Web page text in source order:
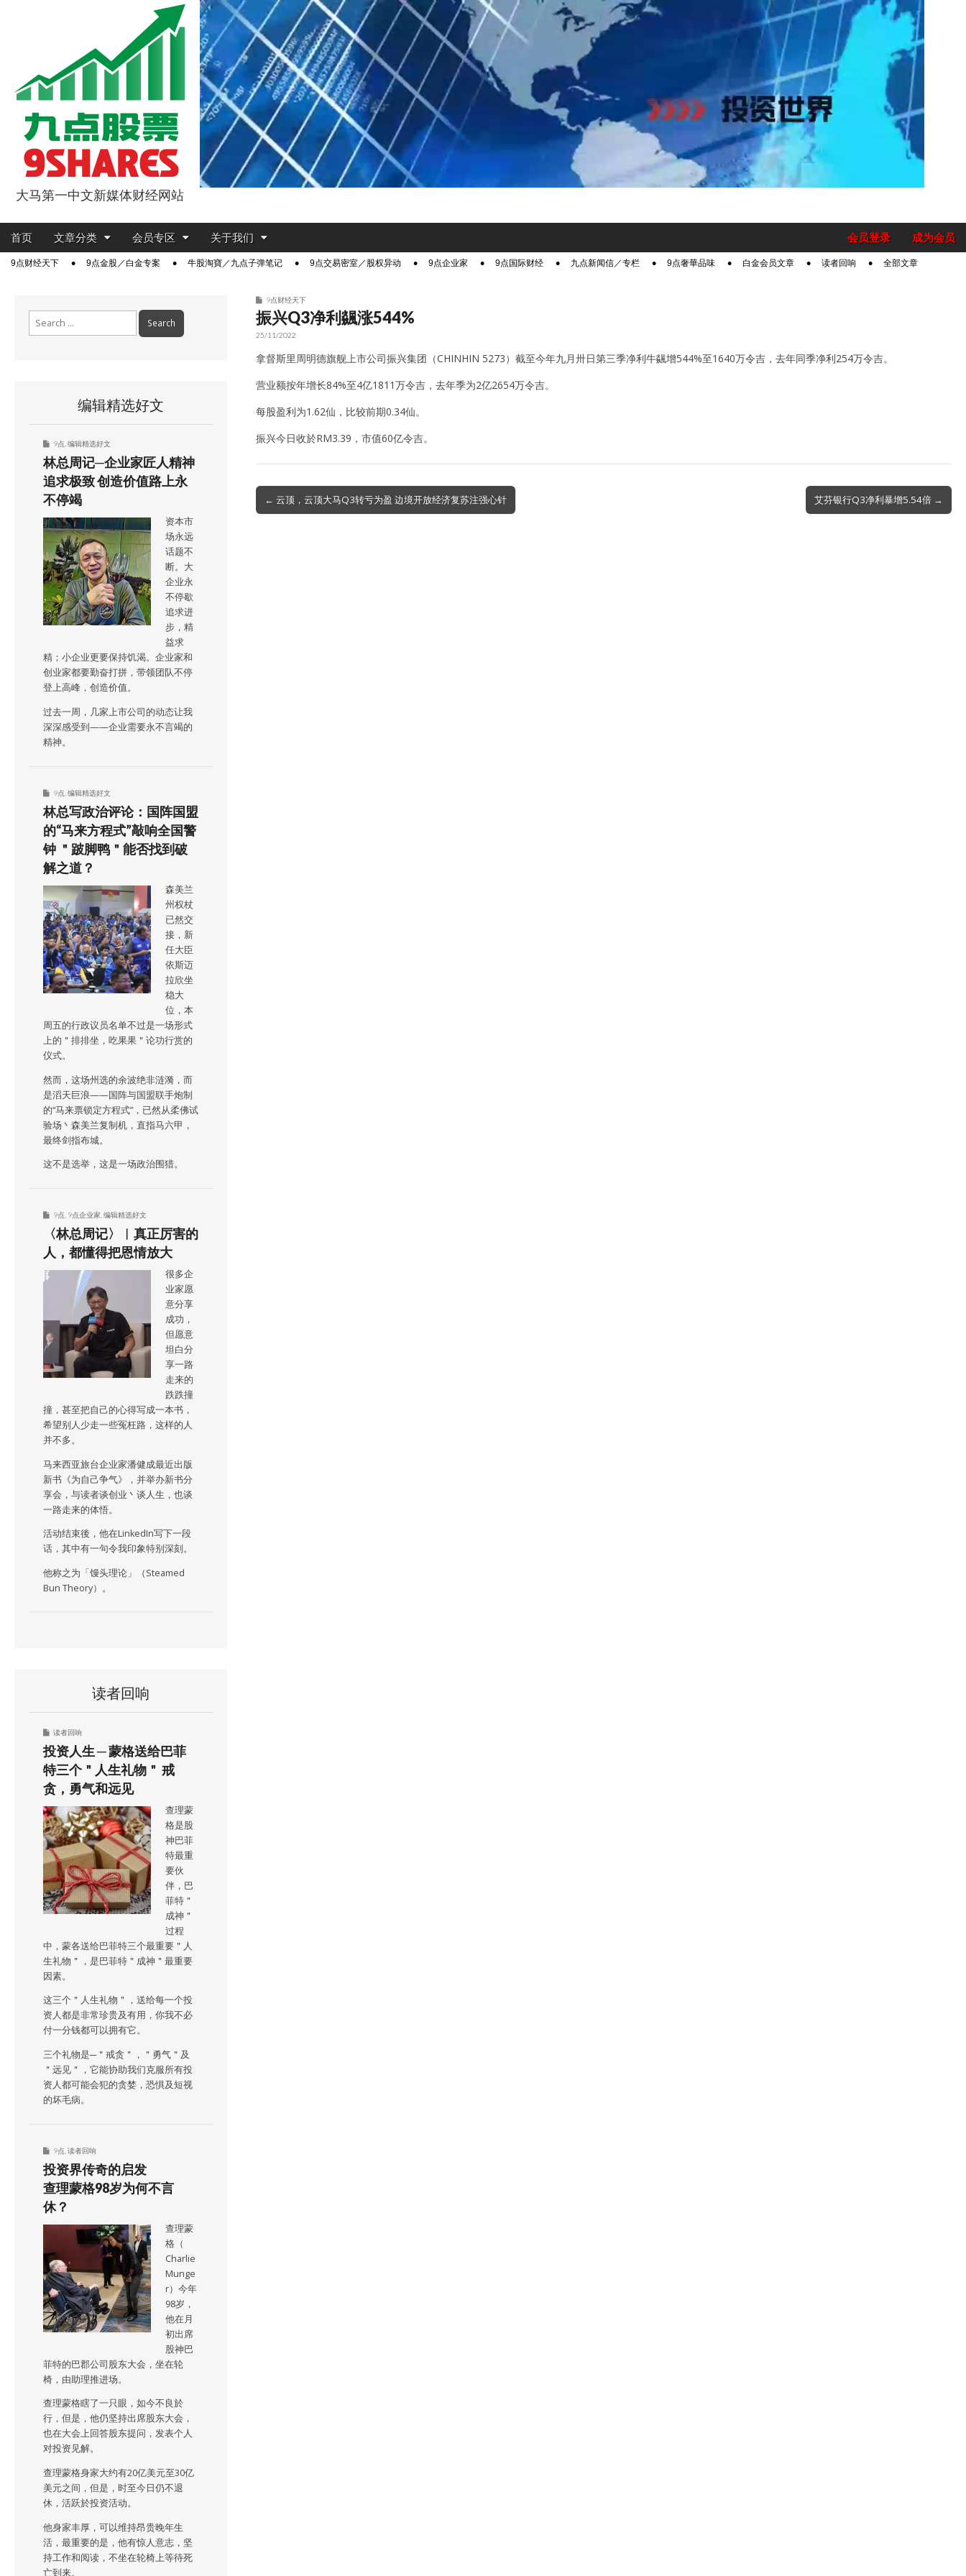
9点股票
大马第一中文新媒体财经网站
Main
Skip
content
首页 文章分类 会员专区 关于我们 成为会员
会员登录
Sub9点财经天下 9点金股／白金专案 牛股淘寶／九点子弹笔记 9点交易密室／股权异动 9点企业家 9点国际财经 九点新闻信／专栏 9点奢華品味 白金会员文章 读者回响 全部文章
9点财经天下
振兴Q3净利飊涨544%
25/11/2022
拿督斯里周明德旗舰上市公司振兴集团（CHINHIN 5273）截至今年九月卅日第三季净利牛飊增544%至1640万令吉，去年同季净利254万令吉。
营业额按年增长84%至4亿1811万令吉，去年季为2亿2654万令吉。
每股盈利为1.62仙，比较前期0.34仙。
振兴今日收於RM3.39，市值60亿令吉。
Post
navigation
← 云顶，云顶大马Q3转亏为盈 边境开放经济复苏注强心针 艾芬银行Q3净利暴增5.54倍 →
编辑精选好文
9点 编辑精选好文
林总周记─企业家匠人精神
追求极致 创造价值路上永
不停竭
资本市
场永远
话题不
断。大
企业永
不停歇
追求进
步，精
益求
精；小企业更要保持饥渴。企业家和
创业家都要勤奋打拼，带领团队不停
登上高峰，创造价值。
过去一周，几家上市公司的动态让我
深深感受到——企业需要永不言竭的
精神。
9点 编辑精选好文
林总写政治评论：国阵国盟
的“马来方程式”敲响全国警
钟 ＂跛脚鸭＂能否找到破
解之道？
森美兰
州权杖
已然交
接，新
任大臣
依斯迈
拉欣坐
稳大
位，本
周五的行政议员名单不过是一场形式
上的＂排排坐，吃果果＂论功行赏的
仪式。
然而，这场州选的余波绝非涟漪，而
是滔天巨浪——国阵与国盟联手炮制
的“马来票锁定方程式”，已然从柔佛试
验场丶森美兰复制机，直指马六甲，
最终剑指布城。
这不是选举，这是一场政治围猎。
9点 9点企业家 编辑精选好文
〈林总周记〉︱真正厉害的
人，都懂得把恩情放大
很多企
业家愿
意分享
成功，
但愿意
坦白分
享一路
走来的
跌跌撞
撞，甚至把自己的心得写成一本书，
希望别人少走一些冤枉路，这样的人
并不多。
马来西亚旅台企业家潘健成最近出版
新书《为自己争气》，并举办新书分
享会，与读者谈创业丶谈人生，也谈
一路走来的体悟。
活动结束後，他在LinkedIn写下一段
话，其中有一句令我印象特别深刻。
他称之为「馒头理论」（Steamed
Bun Theory）。
读者回响
读者回响
投资人生 ─ 蒙格送给巴菲
特三个＂人生礼物＂ 戒
贪，勇气和远见
查理蒙
格是股
神巴菲
特最重
要伙
伴，巴
菲特＂
成神＂
过程
中，蒙各送给巴菲特三个最重要＂人
生礼物＂，是巴菲特＂成神＂最重要
因素。
这三个＂人生礼物＂，送给每一个投
资人都是非常珍贵及有用，你我不必
付一分钱都可以拥有它。
三个礼物是─＂戒贪＂，＂勇气＂及
＂远见＂，它能协助我们克服所有投
资人都可能会犯的贪婪，恐惧及短视
的坏毛病。
9点 读者回响
投资界传奇的启发
查理蒙格98岁为何不言
休？
查理蒙
格（
Charlie
Munge
r）今年
98岁，
他在月
初出席
股神巴
菲特的巴郡公司股东大会，坐在轮
椅，由助理推进场。
查理蒙格瞎了一只眼，如今不良於
行，但是，他仍坚持出席股东大会，
也在大会上回答股东提问，发表个人
对投资见解。
查理蒙格身家大约有20亿美元至30亿
美元之间，但是，时至今日仍不退
休，活跃於投资活动。
他身家丰厚，可以维持昂贵晚年生
活，最重要的是，他有惊人意志，坚
持工作和阅读，不坐在轮椅上等待死
亡到来。